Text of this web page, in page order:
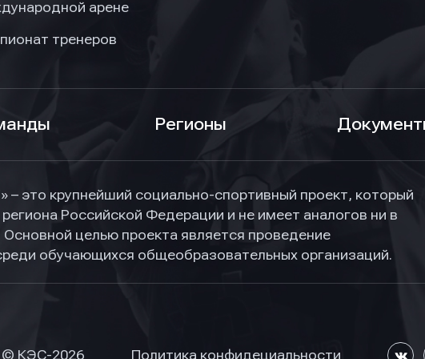
арене
тренеров
Регионы
это крупнейший социально-спортивный проект, который
Российской Федерации и не имеет аналогов ни в
Основной целью проекта является проведение
обучающихся общеобразовательных организаций.
© КЭС-2026 Политика конфидециальности